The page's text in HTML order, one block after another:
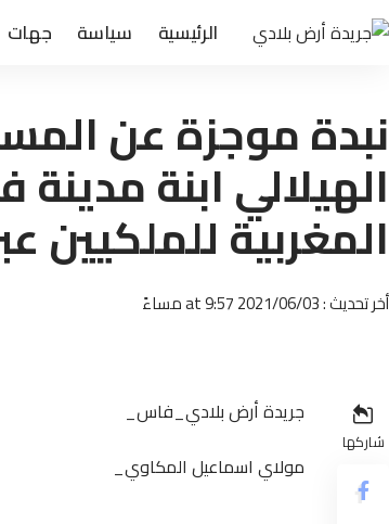
الرئيسية سياسة جهات
نبدة موجزة عن
الهيلالي ابنة
المغربية للملكيين
أخر تحديث : 2021/06/03 at 9:57 مساءً
شاركها
جريدة أرض بلادي_فاس_
مولاي اسماعيل المكاوي_